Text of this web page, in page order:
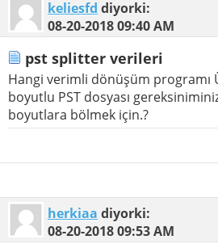
keliesfd diyorki:
08-20-201809:40 AM
pst splitter verileri
Hangi verimli dönüşüm programı
boyutlu PST dosyası
boyutlara bölmek için.?
herkiaa diyorki:
08-20-201809:53 AM